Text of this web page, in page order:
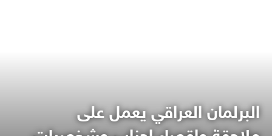
البرلمان العراقي يعمل على